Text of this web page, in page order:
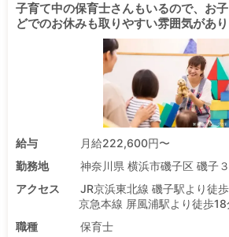
子育て中の保育士さんもいるので、お
どでのお休みも取りやすい雰囲気があり
給与
月給222,600円〜
勤務地
神奈川県 横浜市磯子区 磯子
アクセス
JR京浜東北線 磯子駅より徒
京急本線 屏風浦駅より徒歩18
職種
保育士